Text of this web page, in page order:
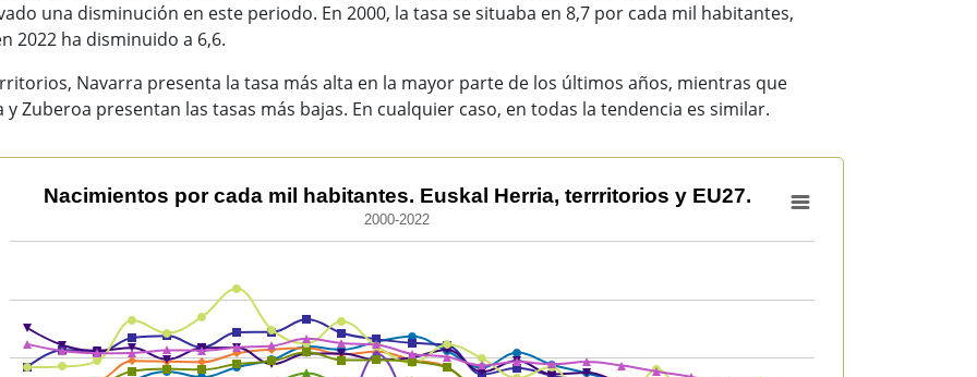
una disminución en este periodo. En 2000, la tasa se situaba en 8,7 por cada mil habitantes,
2022 ha disminuido a 6,6.
Navarra presenta la tasa más alta en la mayor parte de los últimos años, mientras que
y Zuberoa presentan las tasas más bajas. En cualquier caso, en todas la tendencia es similar.
por cada mil habitantes. Euskal Herria, terrritorios y EU27.
2022
as data table, Nacimientos por cada mil habitantes. Euskal Herria, terrritorios y EU27.
chart has 1 X axis displaying categories.
chart has 1 Y axis displaying values. Data ranges from 6 to 12.38.
Nacimientos por cada mil habitantes. Euskal Herria, terrritorios y EU27.
2000-2022